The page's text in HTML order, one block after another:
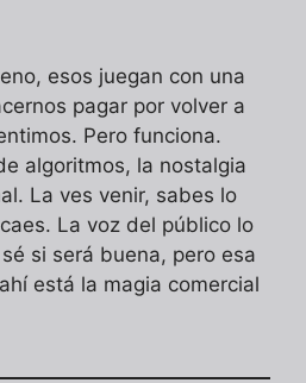
esos juegan con una
pagar por volver a
Pero funciona.
algoritmos, la nostalgia
La ves venir, sabes lo
La voz del público lo
si será buena, pero esa
está la magia comercial